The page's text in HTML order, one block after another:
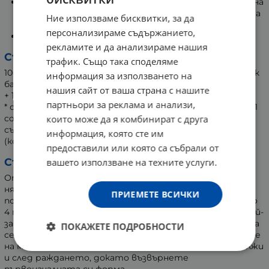
и Ниаули, които подпомагат възстановяването на
кожата.
Всички масла са БИО сертифицирани.
Състав:
100% органични растителни масла*: слънчоглед, сладък
бадем, кокос, шипка, червена боровинка.
+ 100% органично етерично масло *: розово дърво
* съставка от биологично земеделие(Certisys BE-BIO-01
control) – продукт ECOGARANTIE ®, сертифициран в
съответствие със спецификациите ECOGARANTIE
(контрол CERTISYS).
Съвети за употреба:
От 1-вия месец на бременността да се прилагат по
няколко дози (от 1 до 2, в зависимост от
повърхността, която трябва да се масажира) от 1 до
4 пъти дневно върху участъците, които биха били най-
засегнати след раждането (бедра, пояс, горна част на
седалището). Да се масажира до пълното абсорбиране
на маслото в кожата. Масажът трябва да се продължи
и след раждането, докато възвърнете
Ние използваме бисквитки, за да
персонализираме съдържанието,
рекламите и да анализираме нашия
трафик. Също така споделяме
информация за използването на
нашия сайт от ваша страна с нашите
партньори за реклама и анализи,
които може да я комбинират с друга
информация, която сте им
предоставили или която са събрали от
вашето използване на техните услуги.
ПРИЕМЕТЕ ВСИЧКИ
ПОКАЖЕТЕ ПОДРОБНОСТИ